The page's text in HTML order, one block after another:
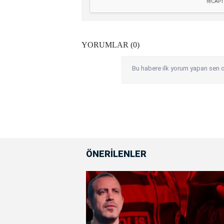
YORUMLAR (0)
Bu habere ilk yorum yapan sen
ÖNERİLENLER